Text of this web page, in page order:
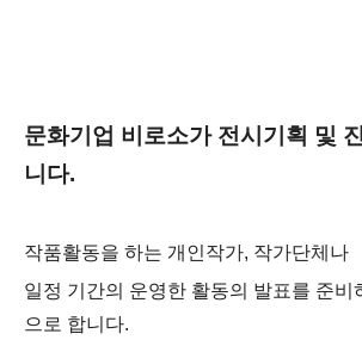
문화기업 비로소가 전시기획 및
니다.
작품활동을 하는 개인작가, 작가단체나
일정 기간의 운영한 활동의 발표를 준비
으로 합니다.